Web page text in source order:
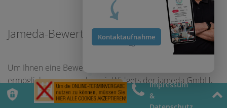
Kontaktaufnahme
@herrdoktor_g
Impressum
&
Jameda-Bewertung
Um Ihnen eine Bewertung unserer Leistung zu
ermöglichen, verwenden wir Widgets der jameda GmbH,
St. Cajetan-Straße 41, 81669 München. Ein Widget zeigt in
einem kleinen Bereich des Browsers dynamische